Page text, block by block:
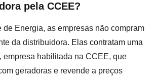
pela CCEE?
de Energia, as empresas não compram
da distribuidora. Elas contratam uma
, empresa habilitada na CCEE, que
geradoras e revende a preços